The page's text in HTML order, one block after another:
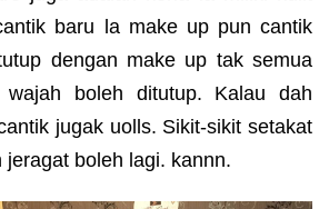
baru la make up pun cantik
dengan make up tak semua
wajah boleh ditutup. Kalau dah
jugak uolls. Sikit-sikit setakat
jeragat boleh lagi. kannn.